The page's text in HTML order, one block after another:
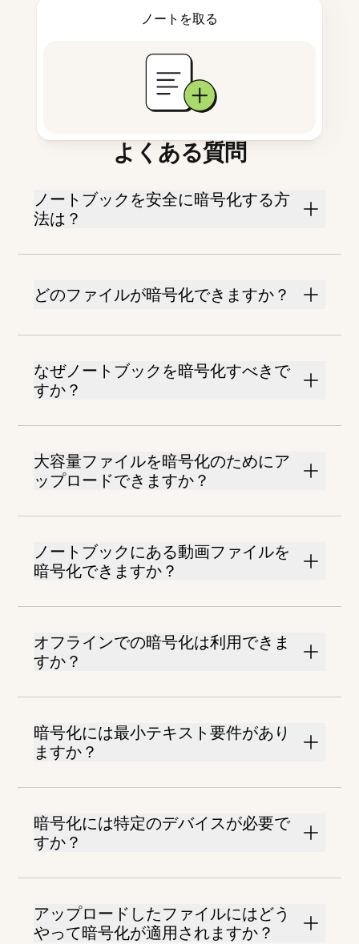
ノートを取る
よくある質問
ノートブックを安全に暗号化する方
法は？
どのファイルが暗号化できますか？
なぜノートブックを暗号化すべきで
すか？
大容量ファイルを暗号化のためにア
ップロードできますか？
ノートブックにある動画ファイルを
暗号化できますか？
オフラインでの暗号化は利用できま
すか？
暗号化には最小テキスト要件があり
ますか？
暗号化には特定のデバイスが必要で
すか？
アップロードしたファイルにはどう
やって暗号化が適用されますか？